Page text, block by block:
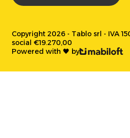
Copyright 2026 - Tablo srl - IVA
social €19.270,00
Powered with 🖤 by